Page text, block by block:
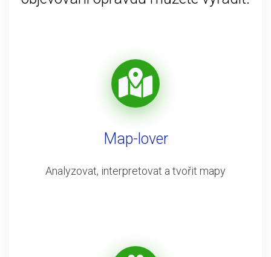
Map-lover
Analyzovat, interpretovat a tvořit mapy